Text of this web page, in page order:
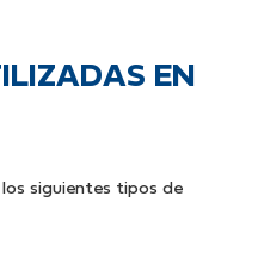
EN
siguientes tipos de